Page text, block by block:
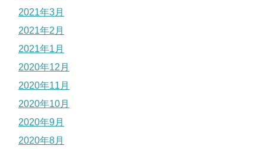
2021年3月
2021年2月
2021年1月
2020年12月
2020年11月
2020年10月
2020年9月
2020年8月